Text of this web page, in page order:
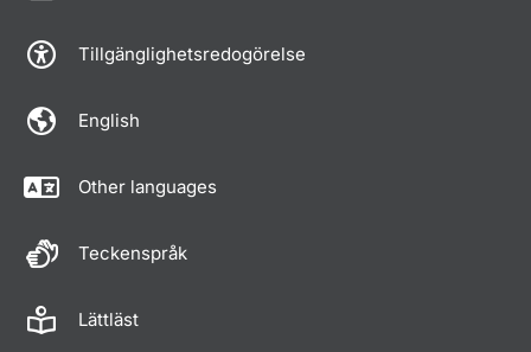
Tillgänglighetsredogörelse
English
Other languages
Teckenspråk
Lättläst